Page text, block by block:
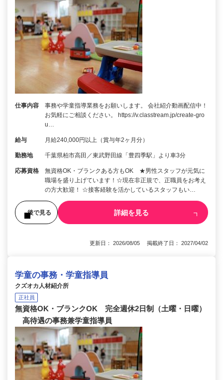
仕事内容
事務や学童指導業務をお願いします。 会社紹介動画配信中！
お気軽にご相談ください。 https://v.classtream.jp/create-gro
u…
給与 月給240,000円以上（賞与年2ヶ月分）
勤務地 千葉県柏市高田／東武野田線「豊四季駅」より車3分
応募資格
無資格OK・ブランクある方もOK ★男性スタッフが元気に
職場を盛り上げています！☆現在非正規で、正職員をお考え
の方大歓迎！ ☆接客経験を活かしているスタッフもい…
後で見る 詳細を見る
更新日： 2026/08/05 掲載終了日： 2027/04/02
学童の事務・学童指導員
クズオカ人材紹介所
正社員
無資格OK・ブランクOK 完全週休2日制（土曜・日曜）
高待遇の事務兼学童指導員